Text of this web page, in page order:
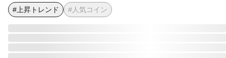
#上昇トレンド #人気コイン